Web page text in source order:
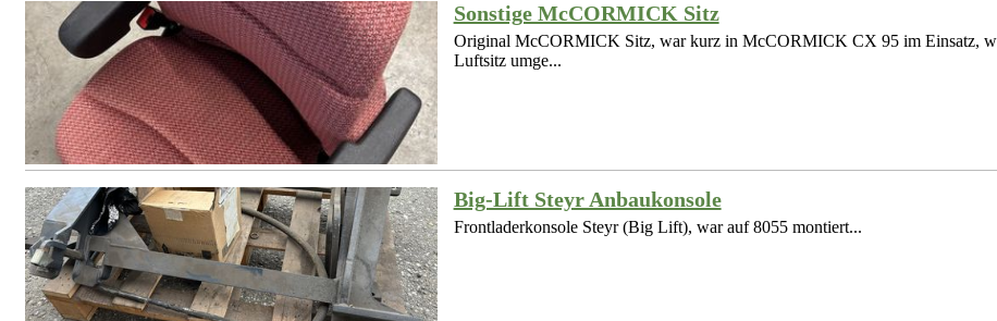
Sonstige McCORMICK Sitz
Original McCORMICK Sitz, war kurz in McCORMICK CX 95 im Einsatz,
Luftsitz umge...
Big-Lift Steyr Anbaukonsole
Frontladerkonsole Steyr (Big Lift), war auf 8055 montiert...